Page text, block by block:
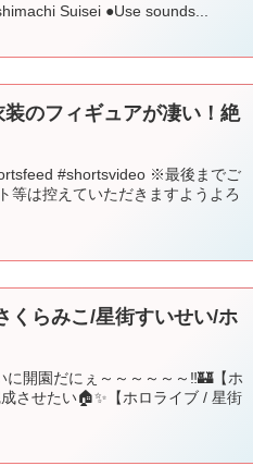
Suisei ●Use sounds...
のフィギュアが凄い！絶
#shortsvideo ※最後までご
等は控えていただきますようよろ
くらみこ/星街すいせい/ホ
開園だにぇ～～～～～～‼🏰【ホ
させたい🏠✨【ホロライブ / 星街